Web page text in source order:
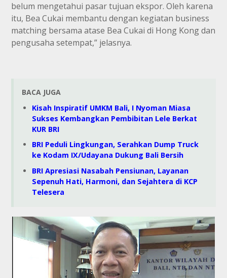
belum mengetahui pasar tujuan ekspor. Oleh karena
itu, Bea Cukai membantu dengan kegiatan business
matching bersama atase Bea Cukai di Hong Kong dan
pengusaha setempat,” jelasnya.
BACA JUGA
Kisah Inspiratif UMKM Bali, I Nyoman Miasa
Sukses Kembangkan Pembibitan Lele Berkat
KUR BRI
BRI Peduli Lingkungan, Serahkan Dump Truck
ke Kodam IX/Udayana Dukung Bali Bersih
BRI Apresiasi Nasabah Pensiunan, Layanan
Sepenuh Hati, Harmoni, dan Sejahtera di KCP
Telesera